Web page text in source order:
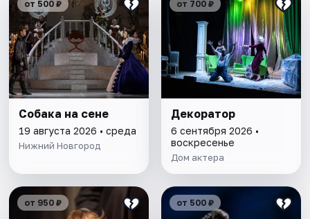
от 500 ₽
Собака на сене
19 августа 2026 • среда
Нижний Новгород
от 700 ₽
Декоратор
6 сентября 2026 •
воскресенье
Дом актера
от 950 ₽ от 500 ₽